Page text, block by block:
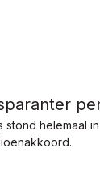
stond helemaal